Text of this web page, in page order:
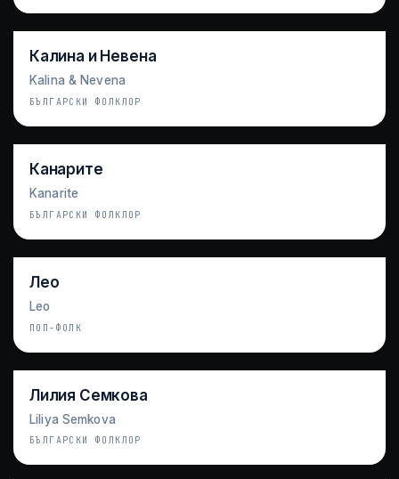
Калина и Невена
Kalina & Nevena
БЪЛГАРСКИ ФОЛКЛОР
Канарите
Kanarite
БЪЛГАРСКИ ФОЛКЛОР
Лео
Leo
ПОП-ФОЛК
Лилия Семкова
Liliya Semkova
БЪЛГАРСКИ ФОЛКЛОР